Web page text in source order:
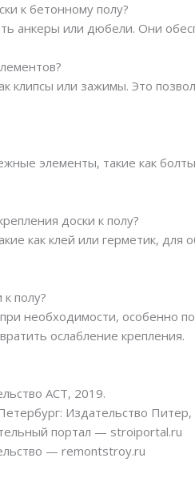
к бетонному полу?
анкеры или дюбели. Они
клипсы или зажимы. Это
элементы, такие как
доски к полу?
как клей или герметик, для
полу?
необходимости, особенно
ослабление крепления.
АСТ, 2019.
Издательство Питер,
портал — stroiportal.ru
— remontstroy.ru